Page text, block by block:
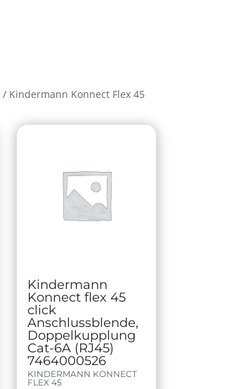
/ Kindermann Konnect Flex 45
Kindermann
Konnect flex 45
click
Anschlussblende,
Doppelkupplung
Cat-6A (RJ45)
7464000526
KINDERMANN KONNECT
FLEX 45